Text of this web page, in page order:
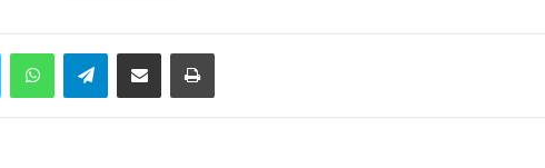
WhatsAppTelegramShare via Email Print